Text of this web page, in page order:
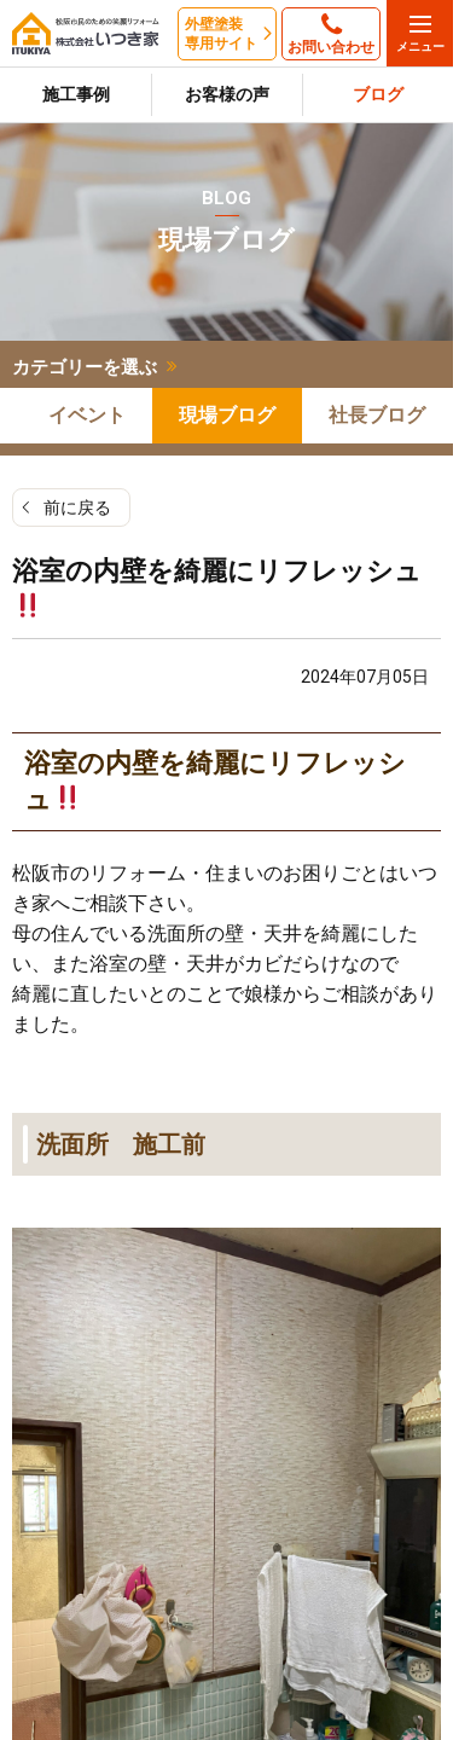
外壁塗装
専用サイト
お問い合わせ
施工事例 お客様の声 ブログ
BLOG
現場ブログ
カテゴリーを選ぶ
イベント 現場ブログ 社長ブログ
前に戻る
浴室の内壁を綺麗にリフレッシュ
2024年07月05日
浴室の内壁を綺麗にリフレッシ
ュ
松阪市のリフォーム・住まいのお困りごとはいつ
き家へご相談下さい。
母の住んでいる洗面所の壁・天井を綺麗にした
い、また浴室の壁・天井がカビだらけなので
綺麗に直したいとのことで娘様からご相談があり
ました。
洗面所 施工前